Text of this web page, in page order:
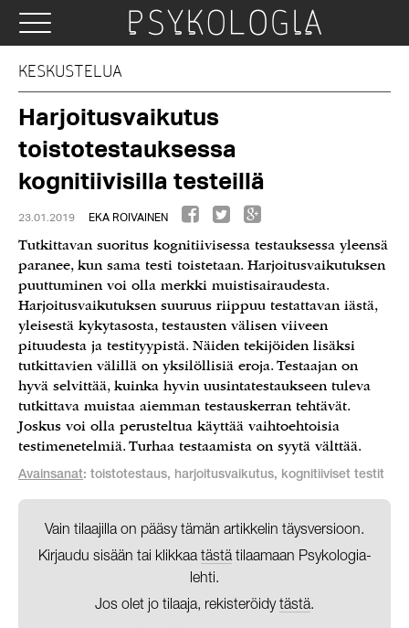
KESKUSTELUA
Harjoitusvaikutus
toistotestauksessa
kognitiivisilla testeillä
23.01.2019 EKA ROIVAINEN
Tutkittavan suoritus kognitiivisessa testauksessa yleensä
paranee, kun sama testi toistetaan. Harjoitusvaikutuksen
puuttuminen voi olla merkki muistisairaudesta.
Harjoitusvaikutuksen suuruus riippuu testattavan iästä,
yleisestä kykytasosta, testausten välisen viiveen
pituudesta ja testityypistä. Näiden tekijöiden lisäksi
tutkittavien välillä on yksilöllisiä eroja. Testaajan on
hyvä selvittää, kuinka hyvin uusintatestaukseen tuleva
tutkittava muistaa aiemman testauskerran tehtävät.
Joskus voi olla perusteltua käyttää vaihtoehtoisia
testimenetelmiä. Turhaa testaamista on syytä välttää.
Avainsanat: toistotestaus, harjoitusvaikutus, kognitiiviset testit
Vain tilaajilla on pääsy tämän artikkelin täysversioon.
Kirjaudu sisään tai klikkaa tästätilaamaan Psykologia-
lehti.
Jos olet jo tilaaja, rekisteröidytästä.